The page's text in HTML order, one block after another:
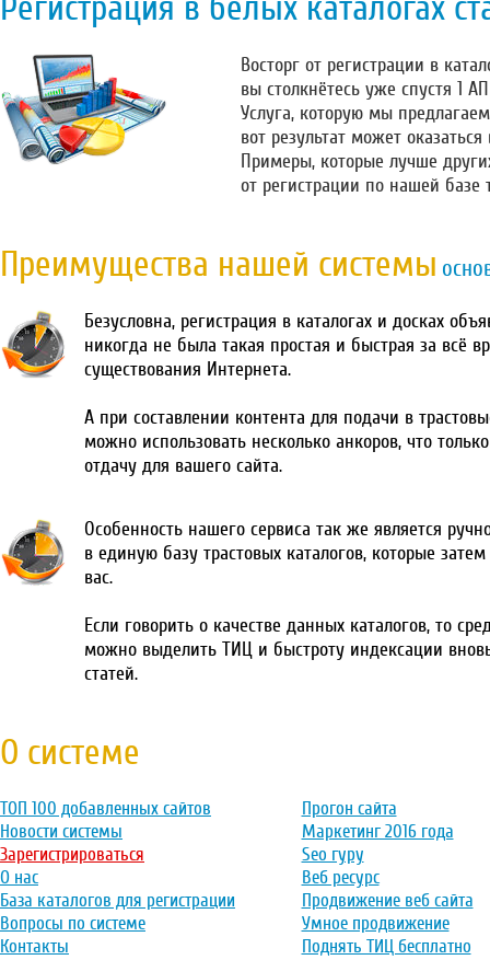
Регистрация в белых каталогах
Восторг от регистрации в
вы столкнётесь уже спустя 1
Услуга, которую мы
вот результат может
Примеры, которые лучше
от регистрации по нашей базе
Преимущества нашей системы
Безусловна, регистрация в каталогах и досках
никогда не была такая простая и быстрая за всё
существования Интернета.
А при составлении контента для подачи в
можно использовать несколько анкоров, что
отдачу для вашего сайта.
Особенность нашего сервиса так же является
в единую базу трастовых каталогов, которые
вас.
Если говорить о качестве данных каталогов, то
можно выделить ТИЦ и быстроту индексации
статей.
О системе
ТОП 100 добавленных сайтов
Новости системы
Зарегистрироваться
О нас
База каталогов для регистрации
Вопросы по системе
Контакты
Прогон сайта
Маркетинг 2016 года
Seo гуру
Веб ресурс
Продвижение веб сайта
Умное продвижение
Поднять ТИЦ бесплатно